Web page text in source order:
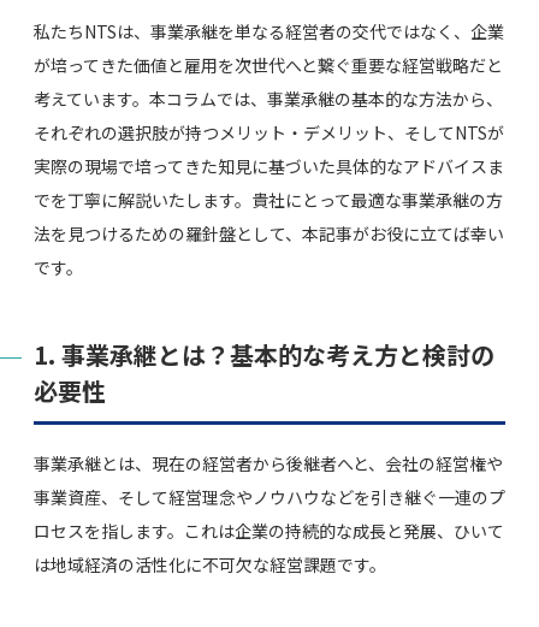
私たちNTSは、事業承継を単なる経営者の交代ではなく、企業
が培ってきた価値と雇用を次世代へと繋ぐ重要な経営戦略だと
考えています。本コラムでは、事業承継の基本的な方法から、
それぞれの選択肢が持つメリット・デメリット、そしてNTSが
実際の現場で培ってきた知見に基づいた具体的なアドバイスま
でを丁寧に解説いたします。貴社にとって最適な事業承継の方
法を見つけるための羅針盤として、本記事がお役に立てば幸い
です。
1. 事業承継とは？基本的な考え方と検討の
必要性
事業承継とは、現在の経営者から後継者へと、会社の経営権や
事業資産、そして経営理念やノウハウなどを引き継ぐ一連のプ
ロセスを指します。これは企業の持続的な成長と発展、ひいて
は地域経済の活性化に不可欠な経営課題です。